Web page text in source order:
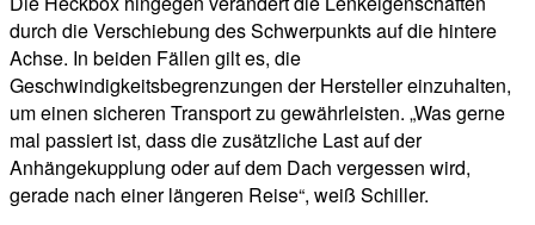
durch die Verschiebung des Schwerpunkts auf die hintere
Achse. In beiden Fällen gilt es, die
Geschwindigkeitsbegrenzungen der Hersteller einzuhalten,
um einen sicheren Transport zu gewährleisten. „Was gerne
mal passiert ist, dass die zusätzliche Last auf der
Anhängekupplung oder auf dem Dach vergessen wird,
gerade nach einer längeren Reise“, weiß Schiller.